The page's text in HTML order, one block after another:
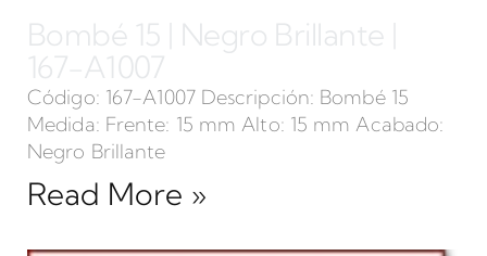
Bombé 15 | Negro Brillante |
167-A1007
Código: 167-A1007 Descripción: Bombé 15
Medida: Frente: 15 mm Alto: 15 mm Acabado:
Negro Brillante
Read More »